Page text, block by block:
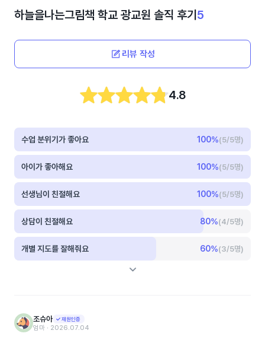
하늘을나는그림책 학교 광교원 솔직 후기 5
리뷰 작성
4.8
수업 분위기가 좋아요 100%(5/5명)
아이가 좋아해요 100%(5/5명)
선생님이 친절해요 100%(5/5명)
상담이 친절해요 80%(4/5명)
개별 지도를 잘해줘요 60%(3/5명)
조슈아 재원인증
엄마 ‧ 2026.07.04